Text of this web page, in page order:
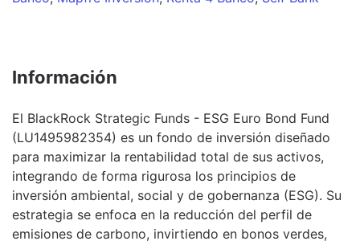
Información
El BlackRock Strategic Funds - ESG Euro Bond Fund
(LU1495982354) es un fondo de inversión diseñado
para maximizar la rentabilidad total de sus activos,
integrando de forma rigurosa los principios de
inversión ambiental, social y de gobernanza (ESG). Su
estrategia se enfoca en la reducción del perfil de
emisiones de carbono, invirtiendo en bonos verdes,